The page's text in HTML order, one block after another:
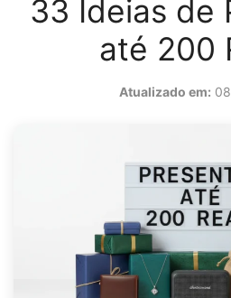
33 Ideias de
até 200
Atualizado em: